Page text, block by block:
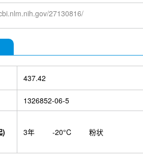
mAb) [B17N21]
Fetuin, Fetal Bovine
Molsidomine Methylmalonate
acid
Madecassoside
β-
Itaconic acid Hypromellose
Octaacetate
BOS-318 IM-54
C381
control-InVivo
(Rabbit mAb) [M19D5]
SP1 Antibody
Antibody [PK136]
Lipocalin-2 / NGAL Antibody
ATP5A1 Rabbit Recombinant
27130816/
437.42
1326852-06-5
) 3年 -20°C 粉状